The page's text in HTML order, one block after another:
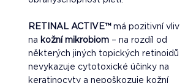
RETINAL ACTIVE™ má pozitivní vliv
na kožní mikrobiom – na rozdíl od
některých jiných topických retinoidů
nevykazuje cytotoxické účinky na
keratinocyty a nepoškozuje kožní